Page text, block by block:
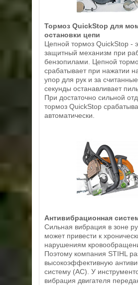
Тормоз QuickStop для
остановки цепи
Цепной тормоз QuickStop -
защитный механизм при
бензопилами. Цепной
срабатывает при нажатии
упор для рук и за
секунды останавливает
При достаточно сильной
тормоз QuickStop
автоматически.
Антивибрационная
Сильная вибрация в зоне
может привести к
нарушениям
Поэтому компания STIHL
высокоэффективную
систему (АС). У
вибрация двигателя